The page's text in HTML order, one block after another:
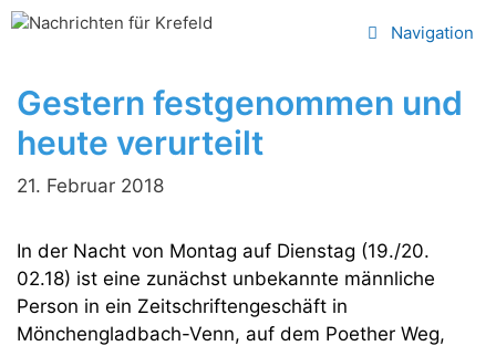
Zum
Navigation
Gestern festgenommen und
heute verurteilt
21. Februar 2018
In der Nacht von Montag auf Dienstag (19./20.
02.18) ist eine zunächst unbekannte männliche
Person in ein Zeitschriftengeschäft in
Mönchengladbach-Venn, auf dem Poether Weg,